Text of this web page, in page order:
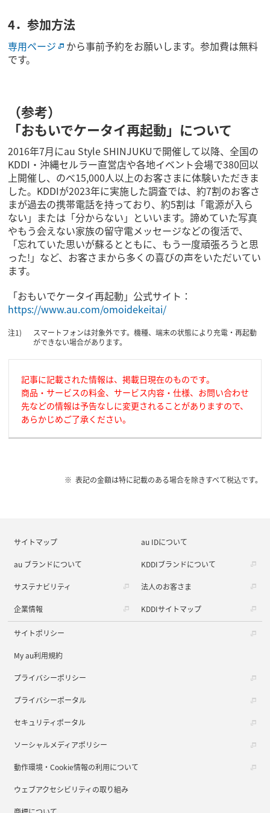
4．参加方法
専用ページ
から事前予約をお願いします。参加費は無料
です。
（参考）
「おもいでケータイ再起動」について
2016年7月にau Style SHINJUKUで開催して以降、全国の
KDDI・沖縄セルラー直営店や各地イベント会場で380回以
上開催し、のべ15,000人以上のお客さまに体験いただきま
した。KDDIが2023年に実施した調査では、約7割のお客さ
まが過去の携帯電話を持っており、約5割は「電源が入ら
ない」または「分からない」といいます。諦めていた写真
やもう会えない家族の留守電メッセージなどの復活で、
「忘れていた思いが蘇るとともに、もう一度頑張ろうと思
った!」など、お客さまから多くの喜びの声をいただいてい
ます。
「おもいでケータイ再起動」公式サイト：
https://www.au.com/omoidekeitai/
スマートフォンは対象外です。機種、端末の状態により充電・再起動
ができない場合があります。
記事に記載された情報は、掲載日現在のものです。
商品・サービスの料金、サービス内容・仕様、お問い合わせ
先などの情報は予告なしに変更されることがありますので、
あらかじめご了承ください。
表記の金額は特に記載のある場合を除きすべて税込です。
サイトマップ au IDについて
au ブランドについて KDDIブランドについて
サステナビリティ 法人のお客さま
企業情報 KDDIサイトマップ
サイトポリシー
My au利用規約
プライバシーポリシー
プライバシーポータル
セキュリティポータル
ソーシャルメディアポリシー
動作環境・Cookie情報の利用について
ウェブアクセシビリティの取り組み